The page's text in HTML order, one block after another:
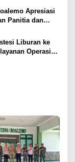
dan Pensiunan
Apresiasi
Panitia dan
118Liburan ke
Operasi